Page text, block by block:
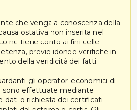
che venga a conoscenza della
ostativa non inserita nel
ne tiene conto ai fini delle
previe idonee verifiche in
della veridicità dei fatti.
gli operatori economici di
sono effettuate mediante
dati o richiesta dei certificati